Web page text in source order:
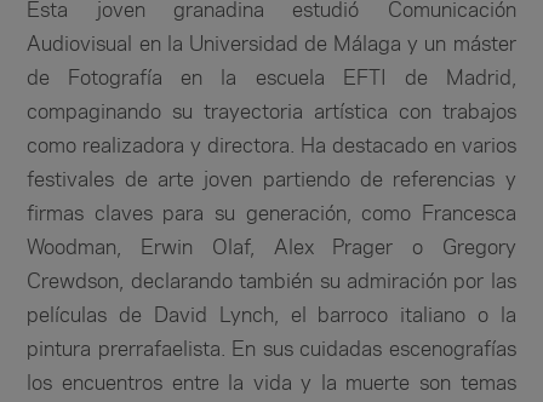
Esta joven granadina estudió Comunicación
Audiovisual en la Universidad de Málaga y un máster
de Fotografía en la escuela EFTI de Madrid,
compaginando su trayectoria artística con trabajos
como realizadora y directora. Ha destacado en varios
festivales de arte joven partiendo de referencias y
firmas claves para su generación, como Francesca
Woodman, Erwin Olaf, Alex Prager o Gregory
Crewdson, declarando también su admiración por las
películas de David Lynch, el barroco italiano o la
pintura prerrafaelista. En sus cuidadas escenografías
los encuentros entre la vida y la muerte son temas